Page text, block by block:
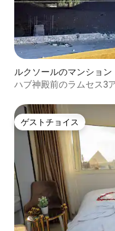
ルクソールのマンション
ハブ神殿前のラムセス3
ゲストチョイス
ゲストチョイス